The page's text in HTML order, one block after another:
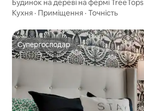
Будинок на дереві на фермі TreeTops
Кухня · Приміщення · Точність
Супергосподар
Супергосподар